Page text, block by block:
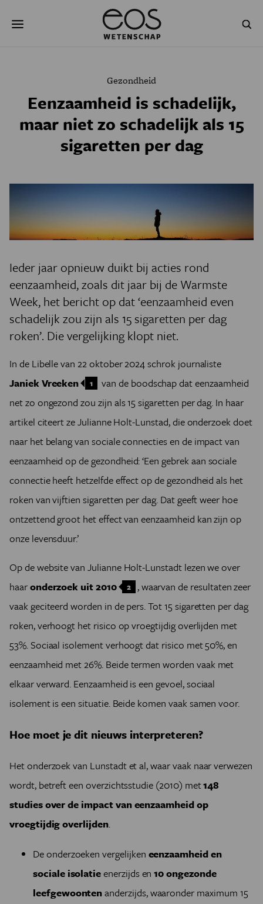
naar
NATUURWETENSCHAPPEN GESCHIEDENIS
PSYCHE & BREIN BLOGS
PODCAST AGENDA
Gezondheid
Eenzaamheid is schadelijk,
maar niet zo schadelijk als 15
sigaretten per dag
Ieder jaar opnieuw duikt bij acties rond
eenzaamheid, zoals dit jaar bij de Warmste
Week, het bericht op dat ‘eenzaamheid even
schadelijk zou zijn als 15 sigaretten per dag
roken’. Die vergelijking klopt niet.
In de Libelle van 22 oktober 2024 schrok journaliste
Janiek Vreeken
1
van de boodschap dat eenzaamheid
net zo ongezond zou zijn als 15 sigaretten per dag. In haar
artikel citeert ze Julianne Holt-Lunstad, die onderzoek doet
naar het belang van sociale connecties en de impact van
eenzaamheid op de gezondheid: ‘Een gebrek aan sociale
connectie heeft hetzelfde effect op de gezondheid als het
roken van vijftien sigaretten per dag. Dat geeft weer hoe
ontzettend groot het effect van eenzaamheid kan zijn op
onze levensduur.’
Op de website van Julianne Holt-Lunstadt lezen we over
haaronderzoek uit 2010 2
, waarvan de resultaten zeer
vaak geciteerd worden in de pers. Tot 15 sigaretten per dag
roken, verhoogt het risico op vroegtijdig overlijden met
53%. Sociaal isolement verhoogt dat risico met 50%, en
eenzaamheid met 26%. Beide termen worden vaak met
elkaar verward. Eenzaamheid is een gevoel, sociaal
isolement is een situatie. Beide komen vaak samen voor.
Hoe moet je dit nieuws interpreteren?
Het onderzoek van Lunstadt et al, waar vaak naar verwezen
wordt, betreft een overzichtsstudie (2010) met148
studies over de impact van eenzaamheid op
vroegtijdig overlijden.
De onderzoeken vergelijken eenzaamheid en
sociale isolatieenerzijds en10 ongezonde
leefgewoontenanderzijds, waaronder maximum 15